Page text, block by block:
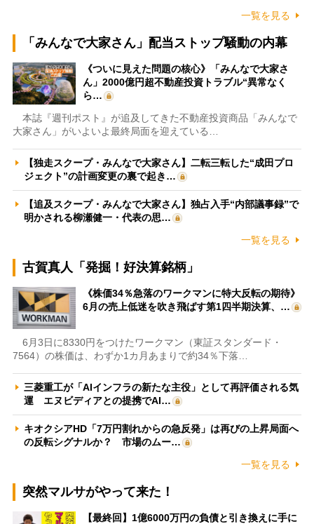
一覧を見る
「みんなで大家さん」配当ストップ騒動の内幕
《ついに見えた問題の核心》「みんなで大家さ
ん」2000億円超不動産投資トラブル“異常なく
ら…
本誌『週刊ポスト』が追及してきた不動産投資商品「みんなで
大家さん」がいよいよ最終局面を迎えている…
【独走スクープ・みんなで大家さん】二転三転した“成田プロ
ジェクト”の計画変更の裏で起き…
【追及スクープ・みんなで大家さん】独占入手“内部議事録”で
明かされる柳瀬健一・代表の思…
一覧を見る
古賀真人「発掘！好決算銘柄」
《株価34％急落のワークマンに特大反転の期待》
6月の売上低迷を吹き飛ばす第1四半期決算、…
6月3日に8330円をつけたワークマン（東証スタンダード・
7564）の株価は、わずか1カ月あまりで約34％下落…
三菱重工が「AIインフラの新たな主役」として再評価される気
運 エヌビディアとの提携でAI…
キオクシアHD「7万円割れからの急反発」は再びの上昇局面へ
の反転シグナルか？ 市場のムー…
一覧を見る
突然マルサがやって来た！
【最終回】1億6000万円の負債と引き換えに手に